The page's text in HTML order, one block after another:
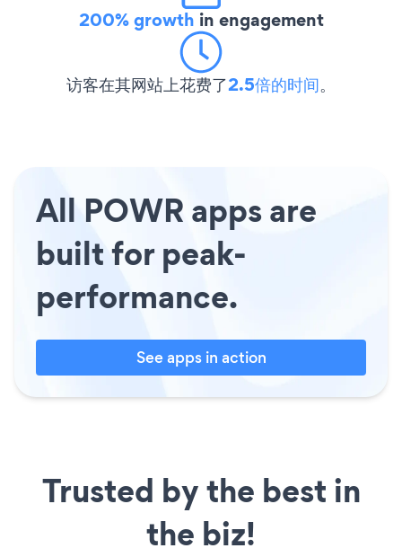
200% growth in engagement
访客在其网站上花费了2.5倍的时间。
All POWR apps are
built for peak-
performance.
See apps in action
Trusted by the best in
the biz!